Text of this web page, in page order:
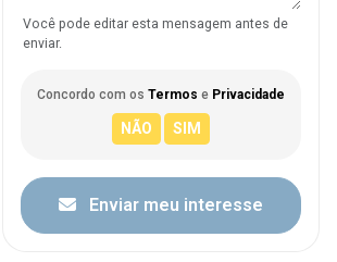
Você pode editar esta mensagem antes de
enviar.
Concordo com os Termos e Privacidade
Enviar meu interesse